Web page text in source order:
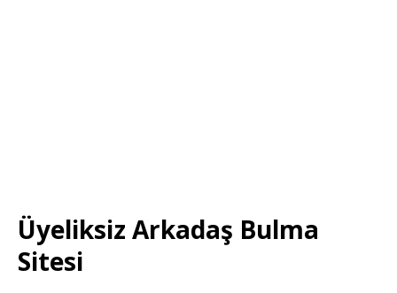
Üyeliksiz Arkadaş Bulma
Sitesi